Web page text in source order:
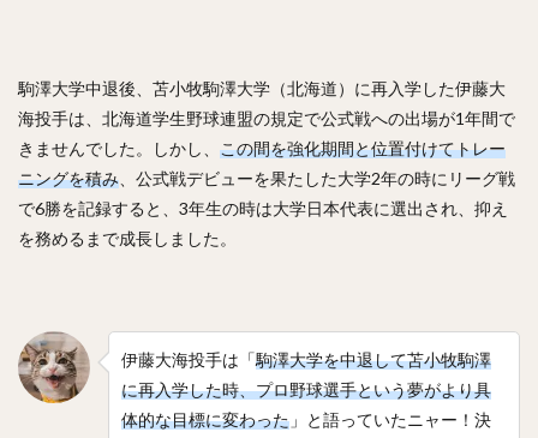
駒澤大学中退後、苫小牧駒澤大学（北海道）に再入学した伊藤大
海投手は、北海道学生野球連盟の規定で公式戦への出場が1年間で
きませんでした。しかし、 この間を強化期間と位置付けてトレー
ニングを積み 、公式戦デビューを果たした大学2年の時にリーグ戦
で6勝を記録すると、3年生の時は大学日本代表に選出され、抑え
を務めるまで成長しました。
伊藤大海投手は「駒澤大学を中退して苫小牧駒澤
に再入学した時、プロ野球選手という夢がより具
体的な目標に変わった 」と語っていたニャー！決